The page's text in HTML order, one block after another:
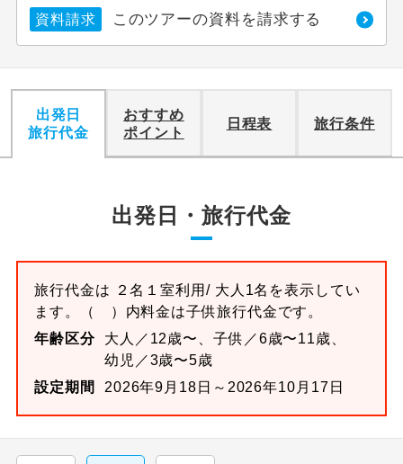
資料請求 このツアーの資料を請求する
出発日
旅行代金
おすすめ
ポイント
日程表 旅行条件
出発日・旅行代金
旅行代金は ２名１室利用/ 大人1名を表示してい
ます。
（ ）内料金は子供旅行代金です。
年齢区分
大人／12歳〜、子供／6歳〜11歳、
幼児／3歳〜5歳
設定期間
2026年9月18日～2026年10月17日
画にとても便利です。
す。
おひとり様バ
ス2席利用
おひとり様でバス席を2席利⽤できま
す。